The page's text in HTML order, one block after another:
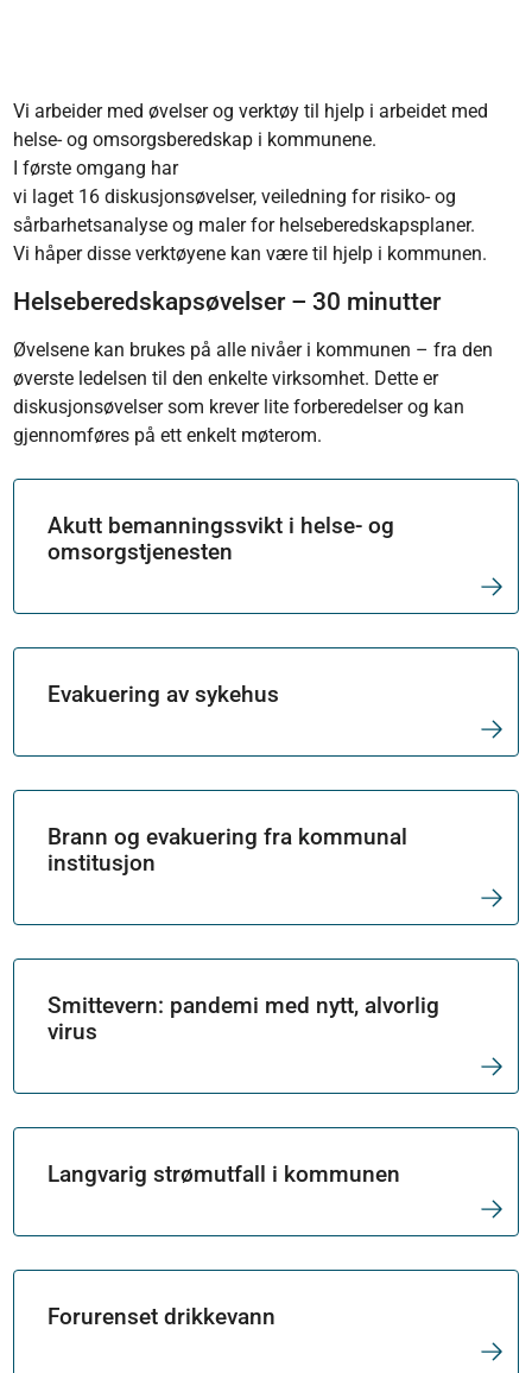
Vi arbeider med øvelser og verktøy til hjelp i arbeidet med
helse- og omsorgsberedskap i kommunene.
I første omgang har
vi laget 16 diskusjonsøvelser, veiledning for risiko- og
sårbarhetsanalyse og maler for helseberedskapsplaner.
Vi håper disse verktøyene kan være til hjelp i kommunen.
Helseberedskapsøvelser – 30 minutter
Øvelsene kan brukes på alle nivåer i kommunen – fra den
øverste ledelsen til den enkelte virksomhet. Dette er
diskusjonsøvelser som krever lite forberedelser og kan
gjennomføres på ett enkelt møterom.
Akutt bemanningssvikt i helse- og
omsorgstjenesten
Evakuering av sykehus
Brann og evakuering fra kommunal
institusjon
Smittevern: pandemi med nytt, alvorlig
virus
Langvarig strømutfall i kommunen
Forurenset drikkevann